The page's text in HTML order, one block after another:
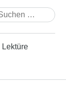
Lektüre